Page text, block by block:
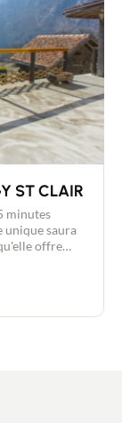
principale et
Pour une
sont charge
ST CLAIR
minutes
unique saura
offre
la nature,